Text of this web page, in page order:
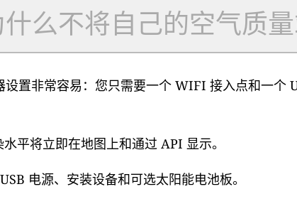
什么不将自己的空气质量
置非常容易：您只需要一个 WIFI 接入点和一个
平将立即在地图上和通过 API 显示。
电源、安装设备和可选太阳能电池板。